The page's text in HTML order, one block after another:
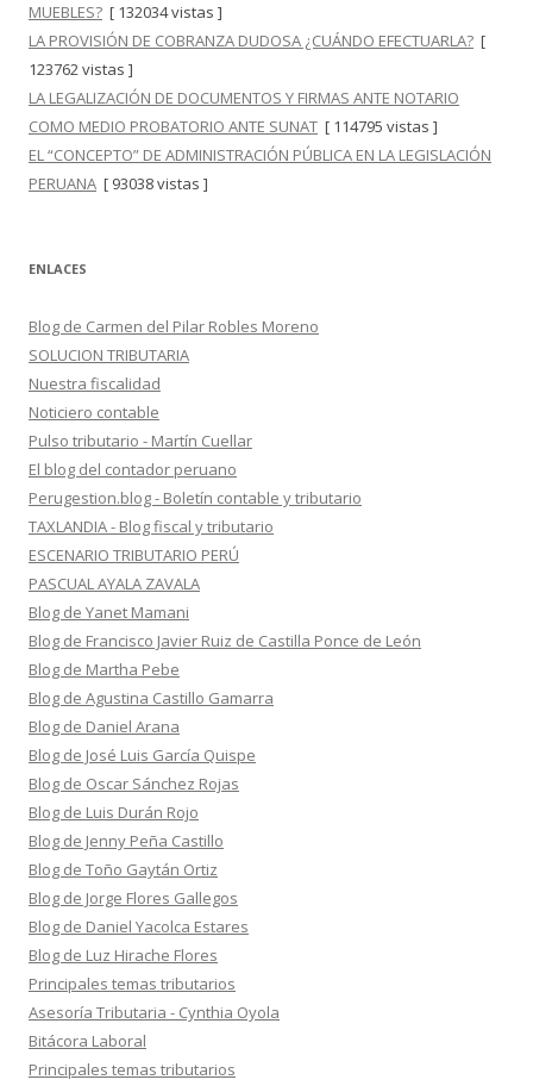
MUEBLES? [ 132034 vistas ]
LA PROVISIÓN DE COBRANZA DUDOSA ¿CUÁNDO EFECTUARLA? [
123762 vistas ]
LA LEGALIZACIÓN DE DOCUMENTOS Y FIRMAS ANTE NOTARIO
COMO MEDIO PROBATORIO ANTE SUNAT [ 114795 vistas ]
EL “CONCEPTO” DE ADMINISTRACIÓN PÚBLICA EN LA LEGISLACIÓN
PERUANA [ 93038 vistas ]
ENLACES
Blog de Carmen del Pilar Robles Moreno
SOLUCION TRIBUTARIA
Nuestra fiscalidad
Noticiero contable
Pulso tributario - Martín Cuellar
El blog del contador peruano
Perugestion.blog - Boletín contable y tributario
TAXLANDIA - Blog fiscal y tributario
ESCENARIO TRIBUTARIO PERÚ
PASCUAL AYALA ZAVALA
Blog de Yanet Mamani
Blog de Francisco Javier Ruiz de Castilla Ponce de León
Blog de Martha Pebe
Blog de Agustina Castillo Gamarra
Blog de Daniel Arana
Blog de José Luis García Quispe
Blog de Oscar Sánchez Rojas
Blog de Luis Durán Rojo
Blog de Jenny Peña Castillo
Blog de Toño Gaytán Ortiz
Blog de Jorge Flores Gallegos
Blog de Daniel Yacolca Estares
Blog de Luz Hirache Flores
Principales temas tributarios
Asesoría Tributaria - Cynthia Oyola
Bitácora Laboral
Principales temas tributarios